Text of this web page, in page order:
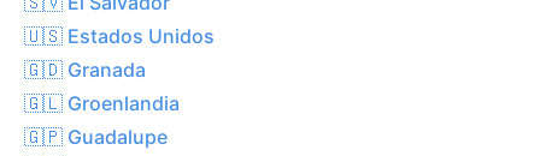
🇺🇸 Estados Unidos
🇬🇩 Granada
🇬🇱 Groenlandia
🇬🇵 Guadalupe